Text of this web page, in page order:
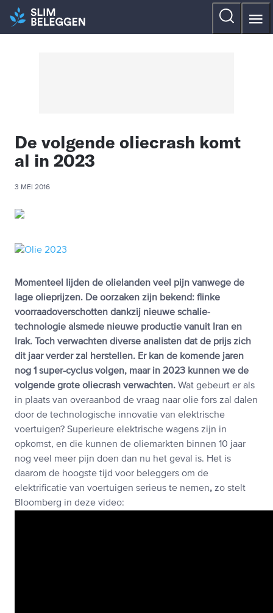
De volgende oliecrash komt
al in 2023
3 MEI 2016
Momenteel lijden de olielanden veel pijn vanwege de
lage olieprijzen. De oorzaken zijn bekend: flinke
voorraadoverschotten dankzij nieuwe schalie-
technologie alsmede nieuwe productie vanuit Iran en
Irak. Toch verwachten diverse analisten dat de prijs zich
dit jaar verder zal herstellen. Er kan de komende jaren
nog 1 super-cyclus volgen, maar in 2023 kunnen we de
volgende grote oliecrash verwachten. Wat gebeurt er als
in plaats van overaanbod de vraag naar olie fors zal dalen
door de technologische innovatie van elektrische
voertuigen? Superieure elektrische wagens zijn in
opkomst, en die kunnen de oliemarkten binnen 10 jaar
nog veel meer pijn doen dan nu het geval is. Het is
daarom de hoogste tijd voor beleggers om de
elektrificatie van voertuigen serieus te nemen, zo stelt
Bloomberg in deze video: